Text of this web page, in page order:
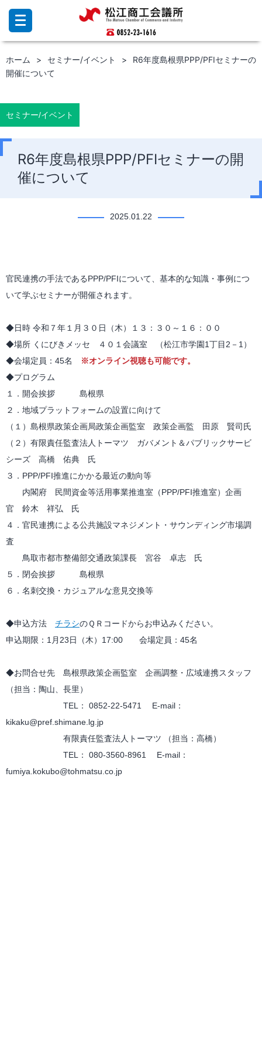
ン
ツ
へ
ッ
プ
ホーム セミナー/イベント
R6年度島根県PPP/PFIセミナーの
開催について
セミナー/イベント
R6年度島根県PPP/PFIセミナーの開
催について
2025.01.22
官民連携の手法であるPPP/PFIについて、基本的な知識・事例につ
いて学ぶセミナーが開催されます。
◆日時 令和７年１月３０日（木）１３：３０～１６：００
◆場所 くにびきメッセ ４０１会議室 （松江市学園1丁目2－1）
◆会場定員：45名
※オンライン視聴も可能です。
◆プログラム
１．開会挨拶 島根県
２．地域プラットフォームの設置に向けて
（１）島根県政策企画局政策企画監室 政策企画監 田原 賢司氏
（２）有限責任監査法人トーマツ ガバメント＆パブリックサービ
シーズ 高橋 佑典 氏
３．PPP/PFI推進にかかる最近の動向等
内閣府 民間資金等活用事業推進室（PPP/PFI推進室）企画
官 鈴木 祥弘 氏
４．官民連携による公共施設マネジメント・サウンディング市場調
査
鳥取市都市整備部交通政策課長 宮谷 卓志 氏
５．閉会挨拶 島根県
６．名刺交換・カジュアルな意見交換等
◆申込方法 チラシのＱＲコードからお申込みください。
申込期限：1月23日（木）17:00 会場定員：45名
◆お問合せ先 島根県政策企画監室 企画調整・広域連携スタッフ
（担当：陶山、長里）
TEL： 0852-22-5471 E-mail：
kikaku@pref.shimane.lg.jp
有限責任監査法人トーマツ （担当：高橋）
TEL： 080-3560-8961 E-mail：
fumiya.kokubo@tohmatsu.co.jp